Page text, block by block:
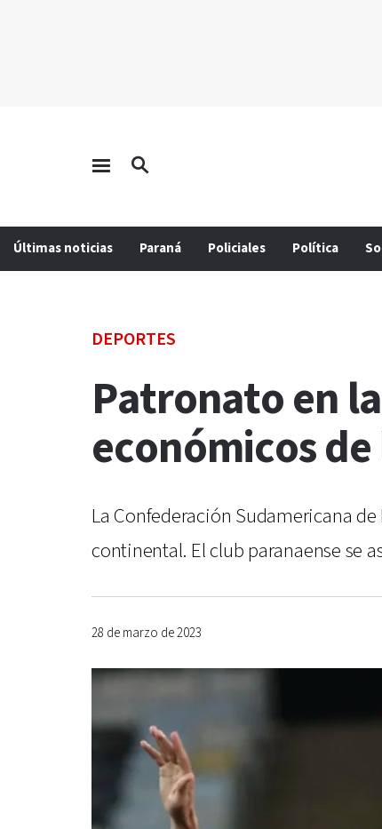
Últimas noticias Paraná Policiales Política
DEPORTES
Patronato en
económicos de
La Confederación Sudamericana
continental. El club paranaense se
28 de marzo de 2023